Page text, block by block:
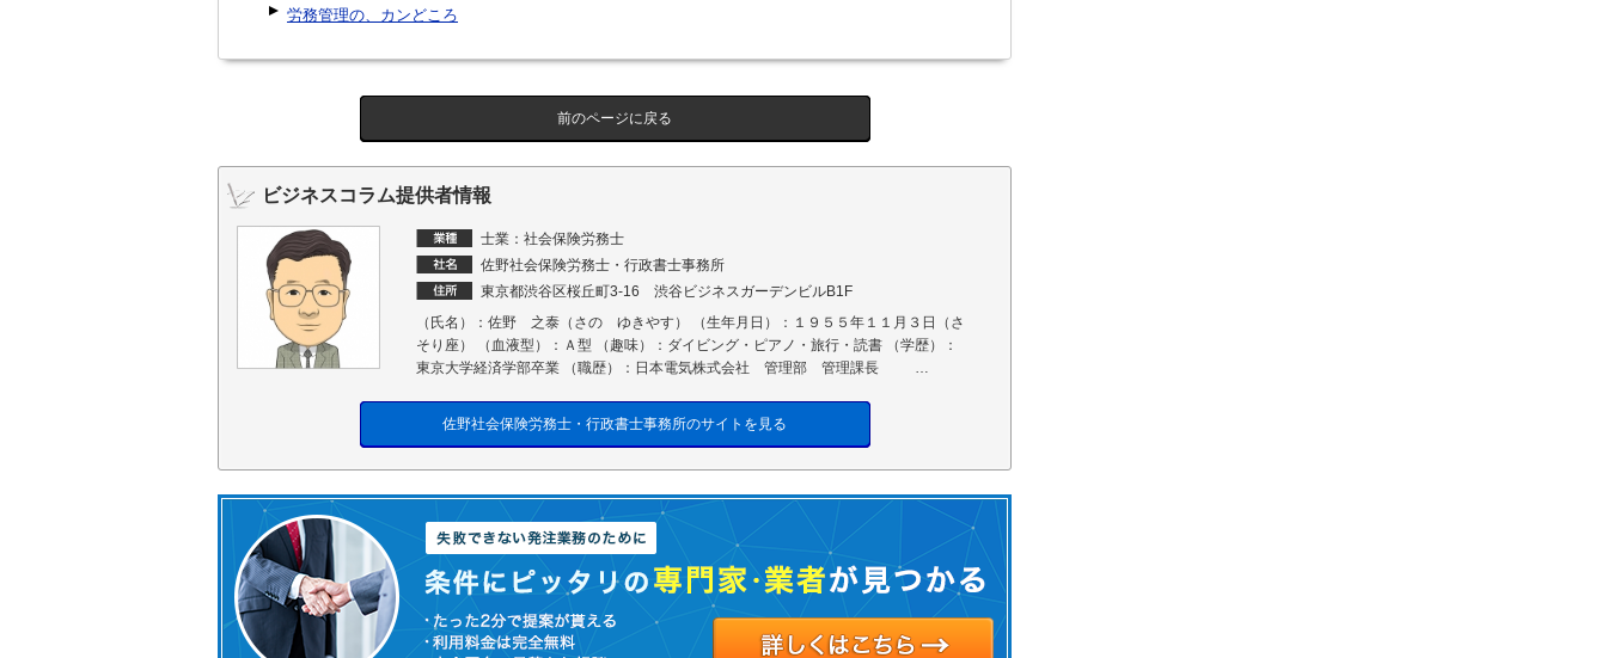
労務管理の、カンどころ
前のページに戻る
ビジネスコラム提供者情報
士業：社会保険労務士
佐野社会保険労務士・行政書士事務所
東京都渋谷区桜丘町3-16 渋谷ビジネスガーデンビルB1F
（氏名）：佐野 之泰（さの ゆきやす） （生年月日）：１９５５年１１月３日（さ
そり座） （血液型）：Ａ型 （趣味）：ダイビング・ピアノ・旅行・読書 （学歴）：
東京大学経済学部卒業 （職歴）：日本電気株式会社 管理部 管理課長 …
佐野社会保険労務士・行政書士事務所のサイトを見る